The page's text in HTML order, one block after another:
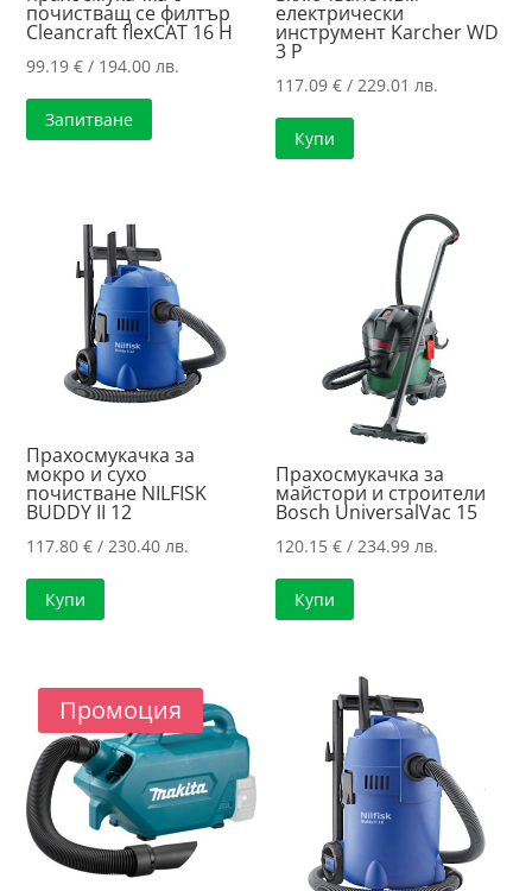
почистващ се филтър
Cleancraft flexCAT 16 H
99.19€ / 194.00 лв.
Запитване
електрически
инструмент Karcher WD
3 P
117.09€ / 229.01 лв.
Купи
Прахосмукачка за
мокро и сухо
почистване NILFISK
BUDDY II 12
117.80€ / 230.40 лв.
Купи
Прахосмукачка за
майстори и строители
Bosch UniversalVac 15
120.15€ / 234.99 лв.
Купи
Промоция